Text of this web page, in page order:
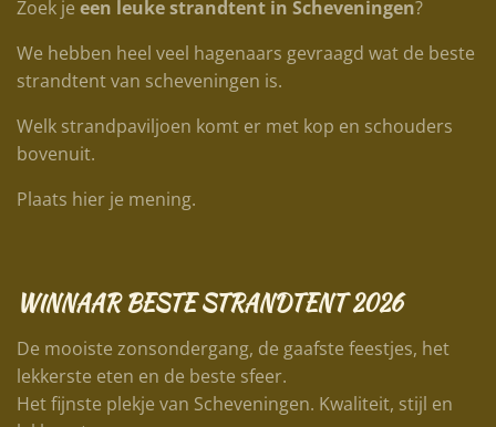
Zoek je een leuke strandtent in Scheveningen?
We hebben heel veel hagenaars gevraagd wat de beste
strandtent van scheveningen is.
Welk strandpaviljoen komt er met kop en schouders
bovenuit.
Plaats hier je mening.
WINNAAR BESTE STRANDTENT 2026
De mooiste zonsondergang, de gaafste feestjes, het
lekkerste eten en de beste sfeer.
Het fijnste plekje van Scheveningen. Kwaliteit, stijl en